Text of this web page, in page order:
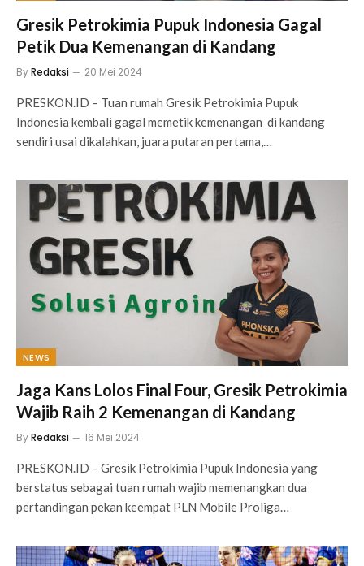
Gresik Petrokimia Pupuk Indonesia Gagal
Petik Dua Kemenangan di Kandang
ByRedaksi 20 Mei 2024
PRESKON.ID – Tuan rumah Gresik Petrokimia Pupuk
Indonesia kembali gagal memetik kemenangan di kandang
sendiri usai dikalahkan, juara putaran pertama,…
NEWS
Jaga Kans Lolos Final Four, Gresik Petrokimia
Wajib Raih 2 Kemenangan di Kandang
ByRedaksi 16 Mei 2024
PRESKON.ID – Gresik Petrokimia Pupuk Indonesia yang
berstatus sebagai tuan rumah wajib memenangkan dua
pertandingan pekan keempat PLN Mobile Proliga…